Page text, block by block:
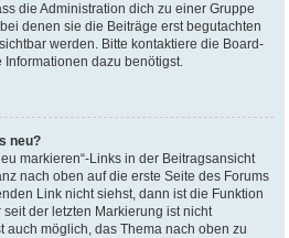
die Administration dich zu einer Gruppe
denen sie die Beiträge erst begutachten
werden. Bitte kontaktiere die Board-
dazu benötigst.
neu?
markieren“-Links in der Beitragsansicht
nach oben auf die erste Seite des Forums
Link nicht siehst, dann ist die Funktion
der letzten Markierung ist nicht
auch möglich, das Thema nach oben zu